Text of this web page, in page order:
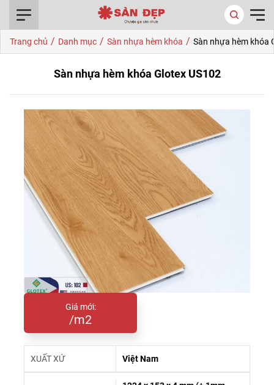
Trang chủ / Danh mục / Sàn nhựa hèm khóa / Sàn nhựa hèm khóa
Sàn nhựa hèm khóa Glotex US102
Giá mới:
/m2
XUẤT XỨ Việt Nam